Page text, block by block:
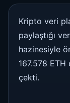
Kripto veri
paylaştığı
hazinesiyle
167.578
çekti.